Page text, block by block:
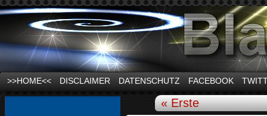
News und Infos zum Thema Stromausfall
>>HOME<< DISCLAIMER DATENSCHUTZ FACEBOOK
« Erste